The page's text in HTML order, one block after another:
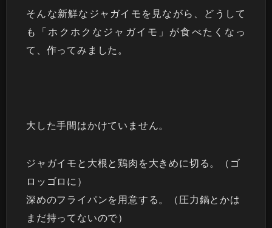
そんな新鮮なジャガイモを見ながら、どうして
も「ホクホクなジャガイモ」が食べたくなっ
て、作ってみました。
大した手間はかけていません。
ジャガイモと大根と鶏肉を大きめに切る。（ゴ
ロッゴロに）
深めのフライパンを用意する。（圧力鍋とかは
まだ持ってないので）